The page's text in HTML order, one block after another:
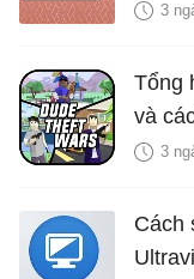
3
Tổng
và
3
Cách